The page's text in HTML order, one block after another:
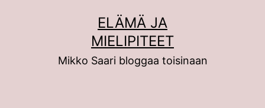
ELÄMÄ JA
MIELIPITEET
Mikko Saari bloggaa toisinaan